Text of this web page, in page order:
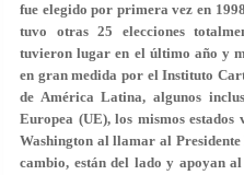
fue elegido por primera vez en
tuvo otras 25 elecciones
tuvieron lugar en el último año y
en gran medida por el Instituto
de América Latina, algunos
Europea (UE), los mismos
Washington al llamar al
cambio, están del lado y apoyan